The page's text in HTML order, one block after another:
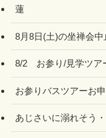
蓮
8月8日(土)の坐禅会
8/2 お参り/見学ツア
お参りバスツアーお
あじさいに溺れそう